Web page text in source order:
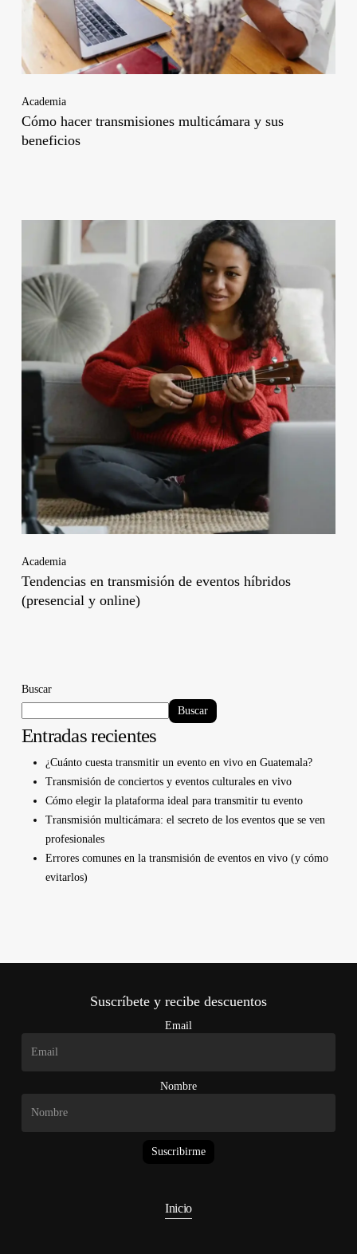
Academia
Cómo hacer transmisiones multicámara y sus
beneficios
Academia
Tendencias en transmisión de eventos híbridos
(presencial y online)
Buscar
Buscar
Entradas recientes
¿Cuánto cuesta transmitir un evento en vivo en Guatemala?
Transmisión de conciertos y eventos culturales en vivo
Cómo elegir la plataforma ideal para transmitir tu evento
Transmisión multicámara: el secreto de los eventos que se ven
profesionales
Errores comunes en la transmisión de eventos en vivo (y cómo
evitarlos)
Suscríbete y recibe descuentos
Email
Nombre
Suscribirme
Inicio